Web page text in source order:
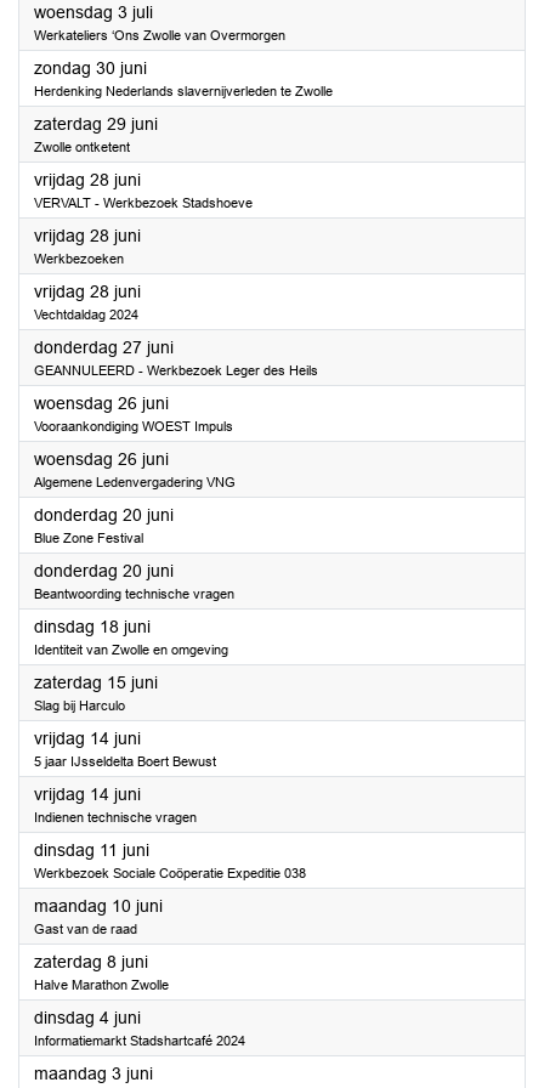
woensdag 3 juli2024
Werkateliers ‘Ons Zwolle van Overmorgen
zondag 30 juni2024
Herdenking Nederlands slavernijverleden te Zwolle
zaterdag 29 juni2024
Zwolle ontketent
vrijdag 28 juni2024
VERVALT - Werkbezoek Stadshoeve
vrijdag 28 juni2024
Werkbezoeken
vrijdag 28 juni2024
Vechtdaldag 2024
donderdag 27 juni2024
GEANNULEERD - Werkbezoek Leger des Heils
woensdag 26 juni2024
Vooraankondiging WOEST Impuls
woensdag 26 juni2024
Algemene Ledenvergadering VNG
donderdag 20 juni2024
Blue Zone Festival
donderdag 20 juni2024
Beantwoording technische vragen
dinsdag 18 juni2024
Identiteit van Zwolle en omgeving
zaterdag 15 juni2024
Slag bij Harculo
vrijdag 14 juni2024
5 jaar IJsseldelta Boert Bewust
vrijdag 14 juni2024
Indienen technische vragen
dinsdag 11 juni2024
Werkbezoek Sociale Coöperatie Expeditie 038
maandag 10 juni2024
Gast van de raad
zaterdag 8 juni2024
Halve Marathon Zwolle
dinsdag 4 juni2024
Informatiemarkt Stadshartcafé 2024
maandag 3 juni2024